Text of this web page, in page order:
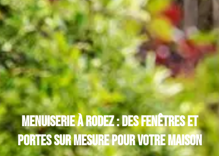
Menuiserie à Rodez : des fenêtres et
portes sur mesure pour votre maison